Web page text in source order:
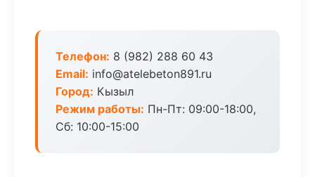
Телефон: 8 (982) 288 60 43
Email: info@atelebeton891.ru
Город: Кызыл
Режим работы: Пн-Пт: 09:00-18:00,
Сб: 10:00-15:00